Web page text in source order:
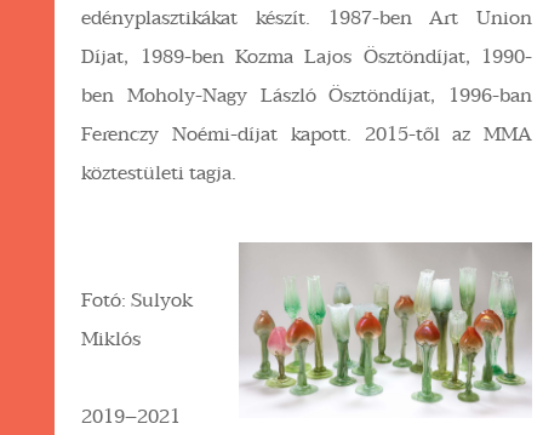
edényplasztikákat készít. 1987-ben Art Union
Díjat, 1989-ben Kozma Lajos Ösztöndíjat, 1990-
ben Moholy-Nagy László Ösztöndíjat, 1996-ban
Ferenczy Noémi-díjat kapott. 2015-től az MMA
köztestületi tagja.
Fotó: Sulyok
Miklós
2019–2021